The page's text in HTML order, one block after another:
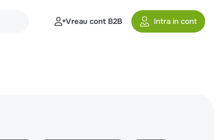
Vreau cont B2B Intra in cont